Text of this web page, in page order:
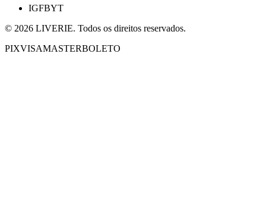
IGFBYT
© 2026 LIVERIE. Todos os direitos reservados.
PIXVISAMASTERBOLETO